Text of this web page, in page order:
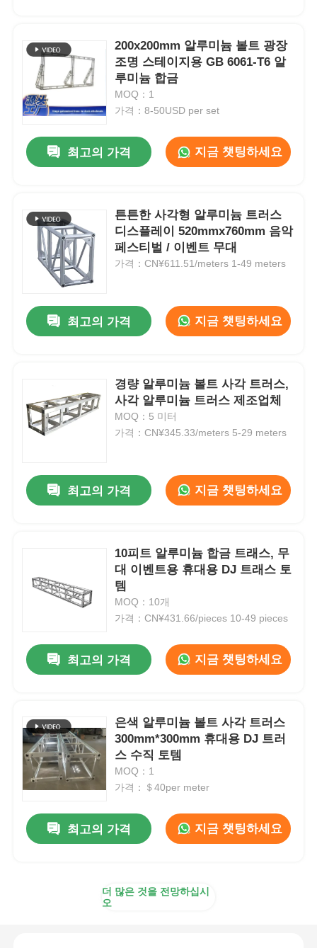
200x200mm 알루미늄 볼트 광장
조명 스테이지용 GB 6061-T6 알
루미늄 합금
MOQ：1
가격：8-50USD per set
최고의 가격 지금 챗팅하세요
튼튼한 사각형 알루미늄 트러스
디스플레이 520mmx760mm 음악
페스티벌 / 이벤트 무대
가격：CN¥611.51/meters 1-49 meters
최고의 가격 지금 챗팅하세요
경량 알루미늄 볼트 사각 트러스,
사각 알루미늄 트러스 제조업체
MOQ：5 미터
가격：CN¥345.33/meters 5-29 meters
최고의 가격 지금 챗팅하세요
10피트 알루미늄 합금 트래스, 무
대 이벤트용 휴대용 DJ 트래스 토
템
MOQ：10개
가격：CN¥431.66/pieces 10-49 pieces
최고의 가격 지금 챗팅하세요
은색 알루미늄 볼트 사각 트러스
300mm*300mm 휴대용 DJ 트러
스 수직 토템
MOQ：1
가격：＄40per meter
최고의 가격 지금 챗팅하세요
더 많은 것을 전망하십시
오